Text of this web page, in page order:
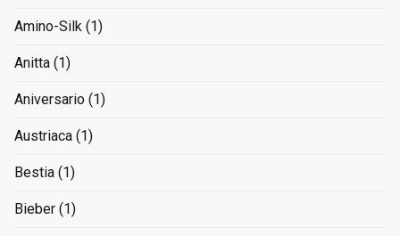
Amino-Silk (1)
Anitta (1)
Aniversario (1)
Austriaca (1)
Bestia (1)
Bieber (1)